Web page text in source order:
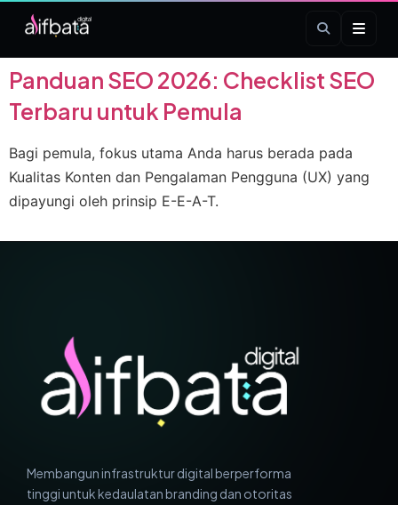
Tag:
Panduan SEO 2026: Checklist SEO
Terbaru untuk Pemula
Bagi pemula, fokus utama Anda harus berada pada
Kualitas Konten dan Pengalaman Pengguna (UX) yang
dipayungi oleh prinsip E-E-A-T.
Membangun infrastruktur digital berperforma
tinggi untuk kedaulatan branding dan otoritas